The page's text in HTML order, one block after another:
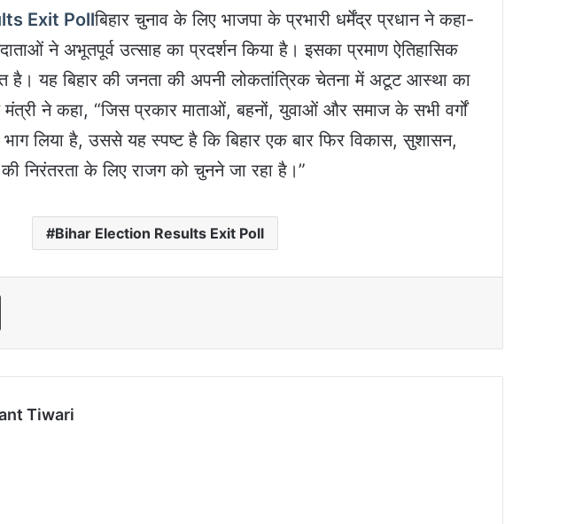
Exit Pollबिहार चुनाव के लिए भाजपा के प्रभारी धर्मेंद्र प्रधान ने कहा-
ने अभूतपूर्व उत्साह का प्रदर्शन किया है। इसका प्रमाण ऐतिहासिक
है। यह बिहार की जनता की अपनी लोकतांत्रिक चेतना में अटूट आस्था का
मंत्री ने कहा, “जिस प्रकार माताओं, बहनों, युवाओं और समाज के सभी वर्गों
लिया है, उससे यह स्पष्ट है कि बिहार एक बार फिर विकास, सुशासन,
निरंतरता के लिए राजग को चुनने जा रहा है।”
Bihar Election Results Exit Poll
Print
Tiwari